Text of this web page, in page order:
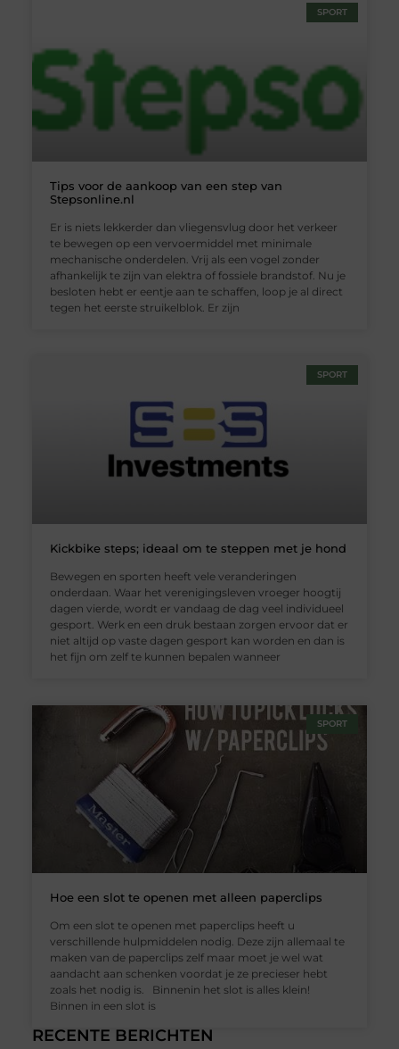
RECENTE BERICHTEN
SPORT
Tips voor de aankoop van een step van
Stepsonline.nl
Er is niets lekkerder dan vliegensvlug door het verkeer
te bewegen op een vervoermiddel met minimale
mechanische onderdelen. Vrij als een vogel zonder
afhankelijk te zijn van elektra of fossiele brandstof. Nu je
besloten hebt er eentje aan te schaffen, loop je al direct
tegen het eerste struikelblok. Er zijn
SPORT
Kickbike steps; ideaal om te steppen met je hond
Bewegen en sporten heeft vele veranderingen
onderdaan. Waar het verenigingsleven vroeger hoogtij
dagen vierde, wordt er vandaag de dag veel individueel
gesport. Werk en een druk bestaan zorgen ervoor dat er
niet altijd op vaste dagen gesport kan worden en dan is
het fijn om zelf te kunnen bepalen wanneer
SPORT
Hoe een slot te openen met alleen paperclips
Om een slot te openen met paperclips heeft u
verschillende hulpmiddelen nodig. Deze zijn allemaal te
maken van de paperclips zelf maar moet je wel wat
aandacht aan schenken voordat je ze precieser hebt
zoals het nodig is. Binnenin het slot is alles klein!
Binnen in een slot is